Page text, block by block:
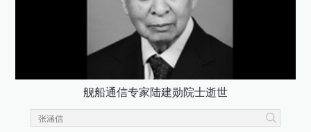
舰船通信专家陆建勋院士逝世